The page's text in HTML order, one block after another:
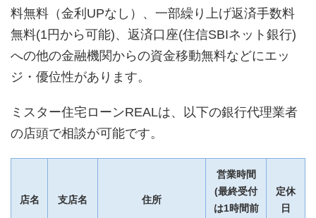
料無料（金利UPなし）、一部繰り上げ返済手数料
無料(1円から可能)、返済口座(住信SBIネット銀行)
への他の金融機関からの資金移動無料などにエッ
ジ・優位性があります。
ミスター住宅ローンREALは、以下の銀行代理業者
の店頭で相談が可能です。
店名 支店名 住所
営業時間
(最終受付
は1時間前
定休
日